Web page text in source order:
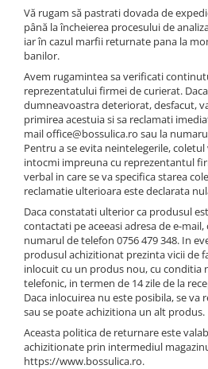
Vă rugam să pastrati dovada de
până la încheierea procesului de
iar în cazul marfii returnate pana la
banilor.
Avem rugamintea sa verificati
reprezentatului firmei de curierat.
dumneavoastra deteriorat, desfacut,
primirea acestuia si sa reclamati
mail office@bossulica.ro sau la
Pentru a se evita neintelegerile,
intocmi impreuna cu reprezentantul
verbal in care se va specifica starea
reclamatie ulterioara este declarata
Daca constatati ulterior ca produsul
contactati pe aceeasi adresa de e-
numarul de telefon 0756 479 348. In
produsul achizitionat prezinta vicii de
inlocuit cu un produs nou, cu conditia
telefonic, in termen de 14 zile de la
Daca inlocuirea nu este posibila, se
sau se poate achizitiona un alt produs.
Aceasta politica de returnare este
achizitionate prin intermediul
https://www.bossulica.ro.